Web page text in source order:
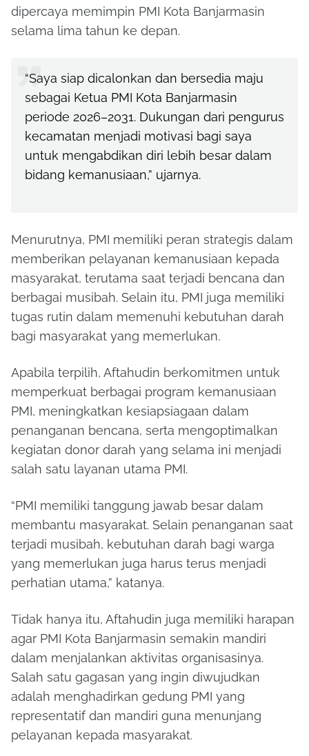
dipercaya memimpin PMI Kota Banjarmasin
selama lima tahun ke depan.
“Saya siap dicalonkan dan bersedia maju
sebagai Ketua PMI Kota Banjarmasin
periode 2026–2031. Dukungan dari pengurus
kecamatan menjadi motivasi bagi saya
untuk mengabdikan diri lebih besar dalam
bidang kemanusiaan,” ujarnya.
Menurutnya, PMI memiliki peran strategis dalam
memberikan pelayanan kemanusiaan kepada
masyarakat, terutama saat terjadi bencana dan
berbagai musibah. Selain itu, PMI juga memiliki
tugas rutin dalam memenuhi kebutuhan darah
bagi masyarakat yang memerlukan.
Apabila terpilih, Aftahudin berkomitmen untuk
memperkuat berbagai program kemanusiaan
PMI, meningkatkan kesiapsiagaan dalam
penanganan bencana, serta mengoptimalkan
kegiatan donor darah yang selama ini menjadi
salah satu layanan utama PMI.
“PMI memiliki tanggung jawab besar dalam
membantu masyarakat. Selain penanganan saat
terjadi musibah, kebutuhan darah bagi warga
yang memerlukan juga harus terus menjadi
perhatian utama,” katanya.
Tidak hanya itu, Aftahudin juga memiliki harapan
agar PMI Kota Banjarmasin semakin mandiri
dalam menjalankan aktivitas organisasinya.
Salah satu gagasan yang ingin diwujudkan
adalah menghadirkan gedung PMI yang
representatif dan mandiri guna menunjang
pelayanan kepada masyarakat.